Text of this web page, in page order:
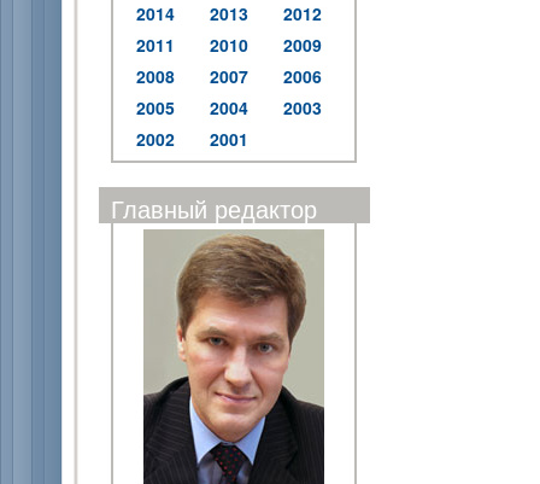
2014
2013
2012
2011
2010
2009
2008
2007
2006
2005
2004
2003
2002
2001
Главный редактор